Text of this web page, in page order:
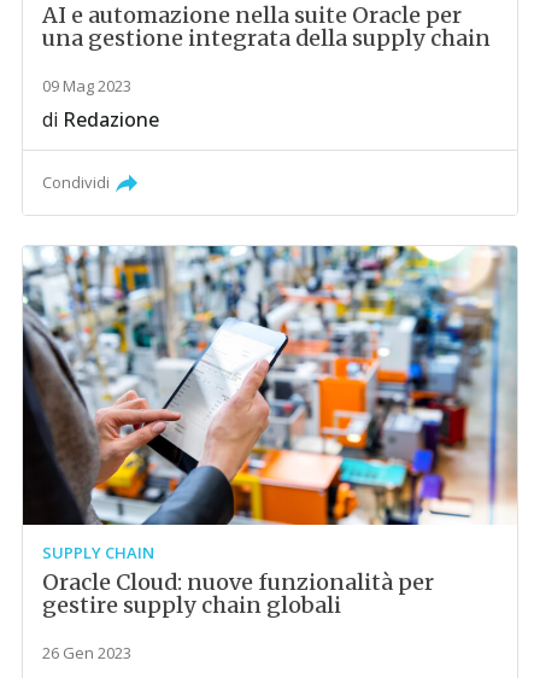
AI e automazione nella suite Oracle per
una gestione integrata della supply chain
09 Mag 2023
di Redazione
Condividi
SUPPLY CHAIN
Oracle Cloud: nuove funzionalità per
gestire supply chain globali
26 Gen 2023